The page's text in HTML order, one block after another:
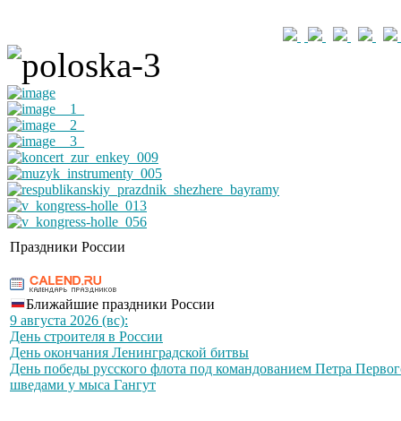
Праздники России
Ближайшие праздники России
9 августа 2026 (вс):
День строителя в России
День окончания Ленинградской битвы
День победы русского флота под командованием Петра
шведами у мыса Гангут